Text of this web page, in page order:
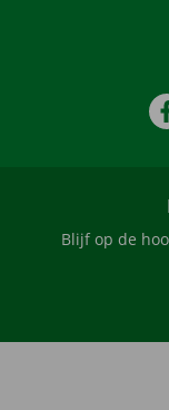
Blijf op de